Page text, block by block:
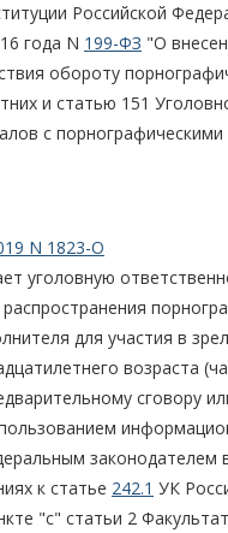
Российской
года N 199-ФЗ "О
обороту
и статью 151
с
N 1823-О
уголовную
для участия в
возраста
сговору
законодателем
к статье 242.1 УК
"c" статьи 2